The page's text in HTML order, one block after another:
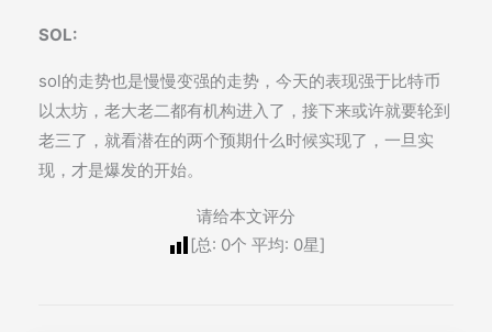
SOL:
sol的走势也是慢慢变强的走势，今天的表现强于比特币
以太坊，老大老二都有机构进入了，接下来或许就要轮到
老三了，就看潜在的两个预期什么时候实现了，一旦实
现，才是爆发的开始。
请给本文评分
[总: 0个 平均: 0星]